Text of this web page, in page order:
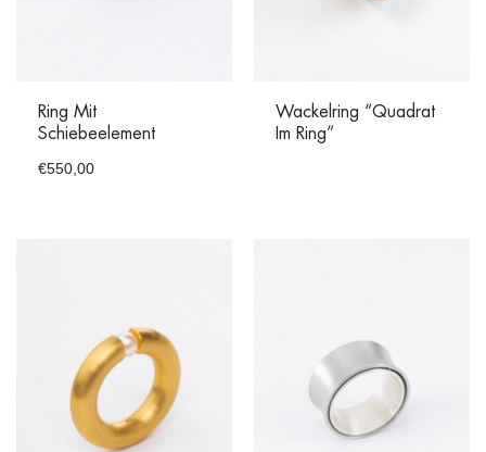
Ring Mit
Schiebeelement
€550,00
Wackelring “Quadrat
Im Ring”